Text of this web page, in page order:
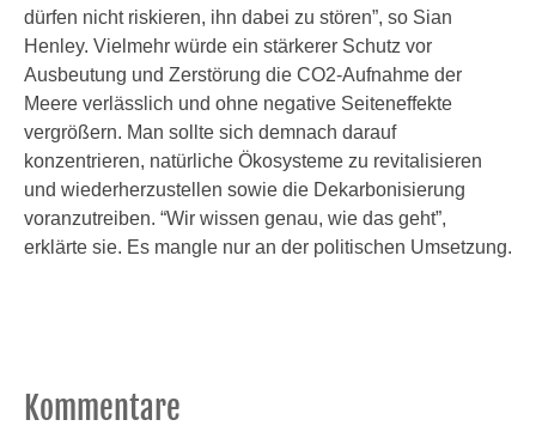
dürfen nicht riskieren, ihn dabei zu stören”, so Sian
Henley. Vielmehr würde ein stärkerer Schutz vor
Ausbeutung und Zerstörung die CO2-Aufnahme der
Meere verlässlich und ohne negative Seiteneffekte
vergrößern. Man sollte sich demnach darauf
konzentrieren, natürliche Ökosysteme zu revitalisieren
und wiederherzustellen sowie die Dekarbonisierung
voranzutreiben. “Wir wissen genau, wie das geht”,
erklärte sie. Es mangle nur an der politischen Umsetzung.
Kommentare